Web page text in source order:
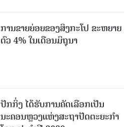
ການຂາຍຍ່ອຍຂອງສິງກະໂປ ຂະຫຍາຍ
ຕົວ 4% ໃນເດືອນມິຖຸນາ
ປັກກິ່ງ ໄດ້ຮັບການຄັດເລືອກເປັນ
ນະຄອນຫຼວງແຫ່ງສະຖາປັດຕະຍະກຳ